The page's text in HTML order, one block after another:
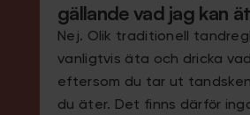
gällande vad jag kan
Nej. Olik traditionell
vanligtvis äta och dricka
eftersom du tar ut
du äter. Det finns därför